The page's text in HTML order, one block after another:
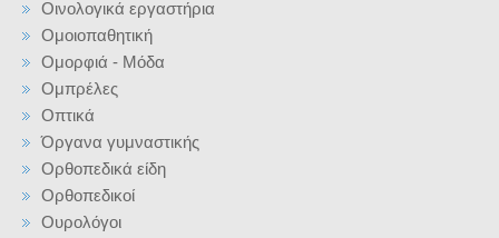
Οινολογικά εργαστήρια
Ομοιοπαθητική
Ομορφιά - Μόδα
Ομπρέλες
Οπτικά
Όργανα γυμναστικής
Ορθοπεδικά είδη
Ορθοπεδικοί
Ουρολόγοι